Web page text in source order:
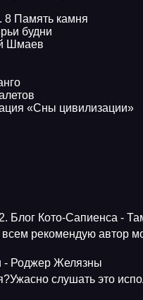
8 Память камня
будни
Шмаев
«Сны цивилизации»
Блог Кото-Сапиенса -
рекомендую автор
- Роджер Желязны
слушать это